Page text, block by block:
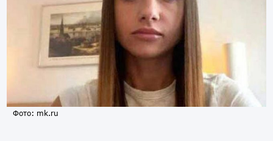
Фото: mk.ru